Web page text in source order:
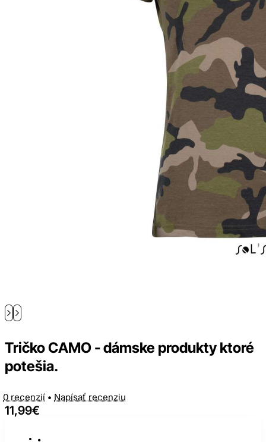
Tričko CAMO - dámske produkty ktoré
potešia.
0 recenzií • Napísať recenziu
11,99€